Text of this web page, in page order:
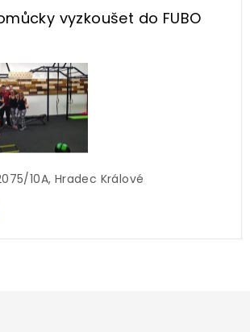
vyzkoušet do FUBO
10A, Hradec Králové